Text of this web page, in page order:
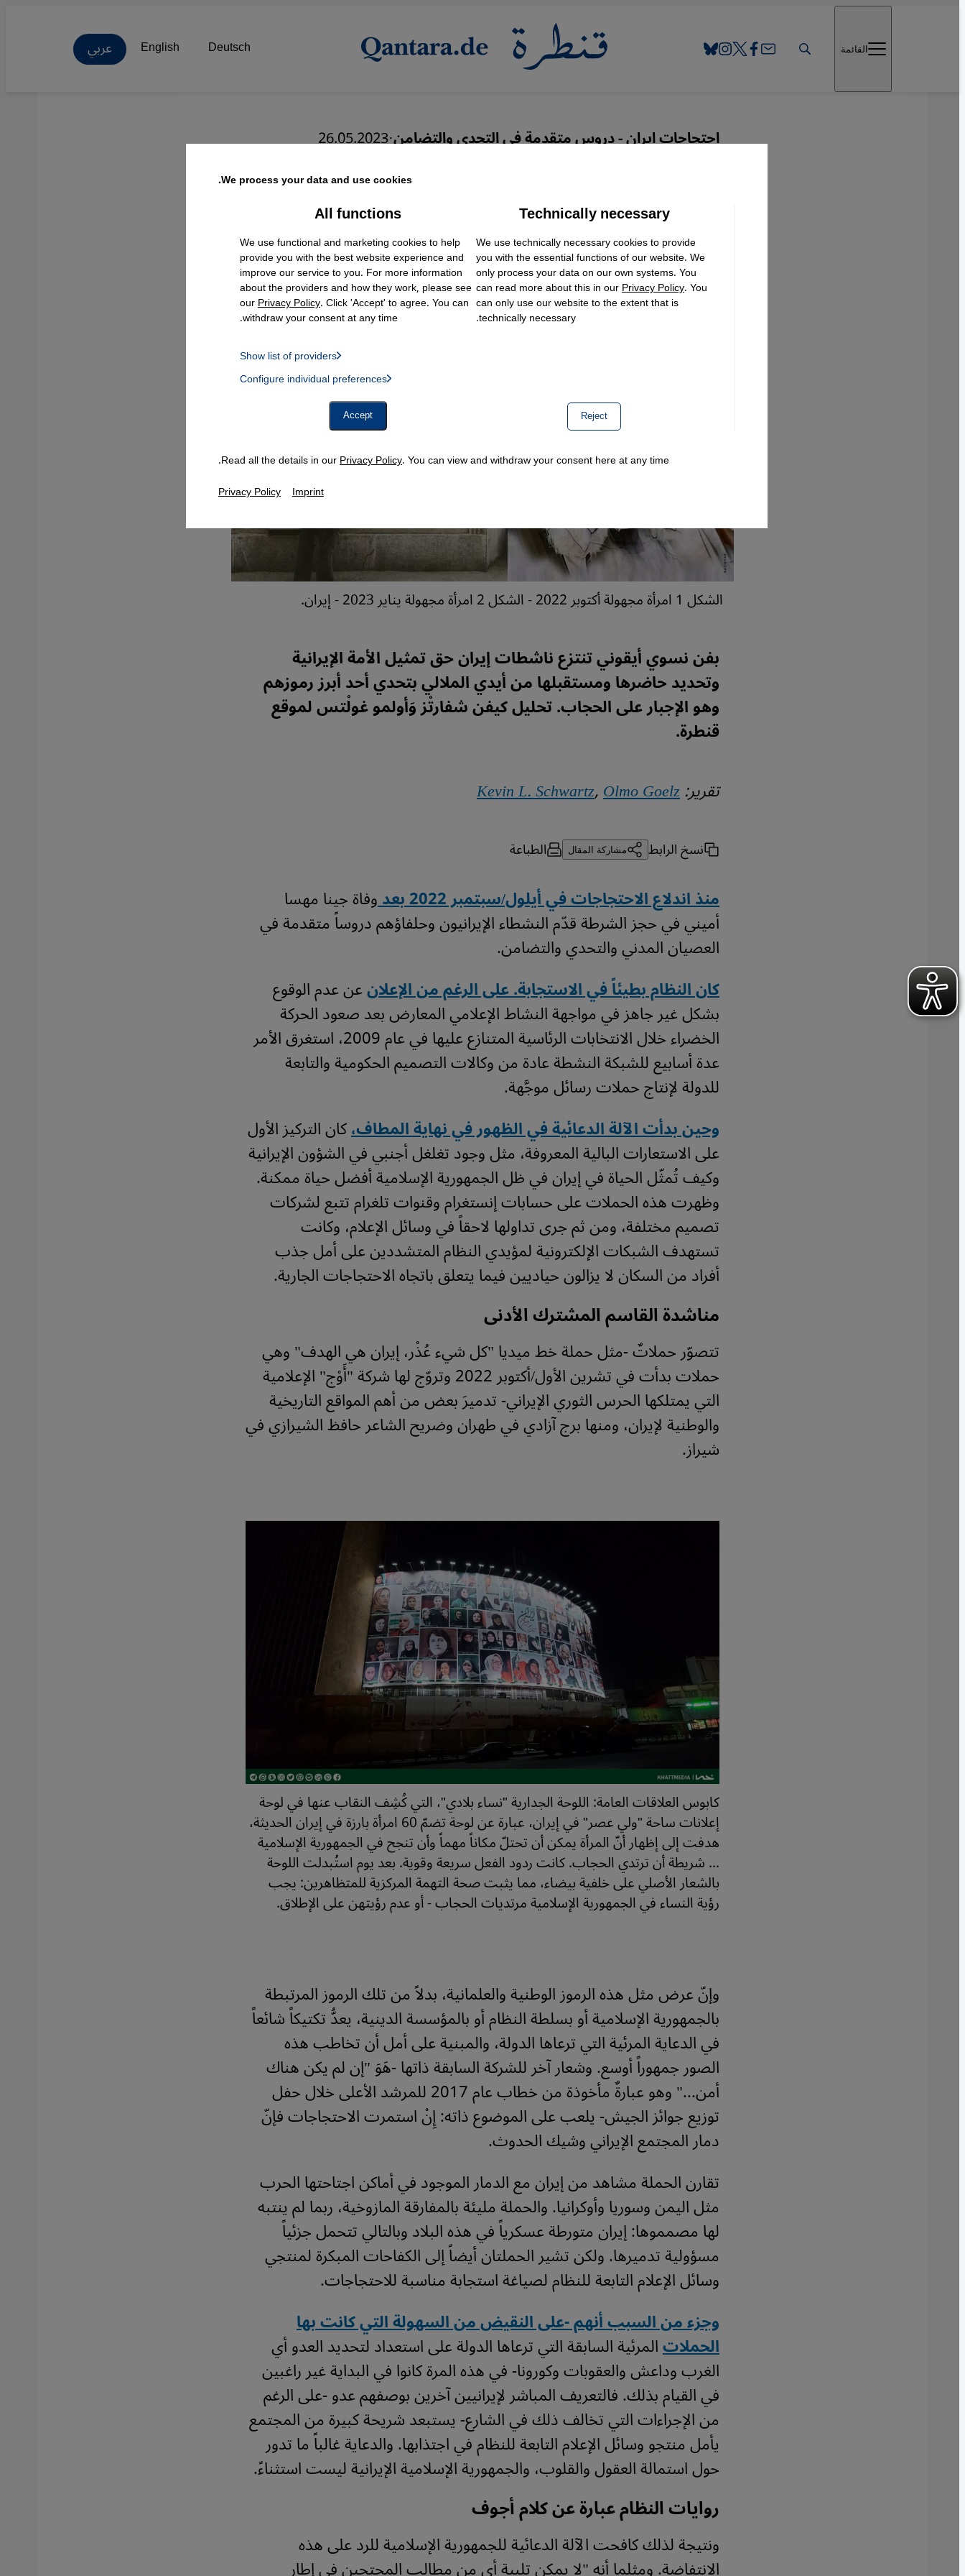
Direkt zum Inhalt springen
Deutsch
English عربي القائمة
احتجاجات إيران - دروس متقدمة في التحدي والتضامن·
26.05.2023
كشف دعاية نظام الملالي
Deutsch
English عربي
الشكل 1 امرأة مجهولة أكتوبر 2022 - الشكل 2 امرأة مجهولة يناير 2023 - إيران.
بفن نسوي أيقوني تنتزع ناشطات إيران حق تمثيل الأمة الإيرانية
وتحديد حاضرها ومستقبلها من أيدي الملالي بتحدي أحد أبرز رموزهم
وهو الإجبار على الحجاب. تحليل كيفن شفارتْز وَأولمو غولْتس لموقع
قنطرة.
تقرير:
Kevin L. Schwartz,Olmo Goelz
نسخ الرابط مشاركة المقال الطباعة
منذ اندلاع الاحتجاجات في أيلول/سبتمبر 2022 بعد وفاة جينا مهسا
أميني في حجز الشرطة قدّم النشطاء الإيرانيون وحلفاؤهم دروساً متقدمة في
العصيان المدني والتحدي والتضامن.
كان النظام بطيئاً في الاستجابة. على الرغم من الإعلانعن عدم الوقوع
بشكل غير جاهز في مواجهة النشاط الإعلامي المعارض بعد صعود الحركة
الخضراء خلال الانتخابات الرئاسية المتنازع عليها في عام 2009، استغرق الأمر
عدة أسابيع للشبكة النشطة عادة من وكالات التصميم الحكومية والتابعة
للدولة لإنتاج حملات رسائل موجَّهة.
وحين بدأت الآلة الدعائية في الظهور في نهاية المطاف،كان التركيز الأول
على الاستعارات البالية المعروفة، مثل وجود تغلغل أجنبي في الشؤون الإيرانية
وكيف تُمثّل الحياة في إيران في ظل الجمهورية الإسلامية أفضل حياة ممكنة.
وظهرت هذه الحملات على حسابات إنستغرام وقنوات تلغرام تتبع لشركات
تصميم مختلفة، ومن ثم جرى تداولها لاحقاً في وسائل الإعلام، وكانت
تستهدف الشبكات الإلكترونية لمؤيدي النظام المتشددين على أمل جذب
أفراد من السكان لا يزالون حياديين فيما يتعلق باتجاه الاحتجاجات الجارية.
مناشدة القاسم المشترك الأدنى
تتصوّر حملاتٌ -مثل حملة خط ميديا "كل شيء عُذْر، إيران هي الهدف" وهي
حملات بدأت في تشرين الأول/أكتوبر 2022 وتروّج لها شركة "أَوْج" الإعلامية
التي يمتلكها الحرس الثوري الإيراني- تدميرَ بعض من أهم المواقع التاريخية
والوطنية لإيران، ومنها برج آزادي في طهران وضريح الشاعر حافظ الشيرازي في
شيراز.
كابوس العلاقات العامة: اللوحة الجدارية "نساء بلادي"، التي كُشِف النقاب عنها في لوحة
إعلانات ساحة "ولي عصر" في إيران، عبارة عن لوحة تضمّ 60 امرأة بارزة في إيران الحديثة،
هدفت إلى إظهار أنّ المرأة يمكن أن تحتلّ مكاناً مهماً وأن تنجح في الجمهورية الإسلامية
... شريطة أن ترتدي الحجاب. كانت ردود الفعل سريعة وقوية. بعد يوم استُبدلت اللوحة
بالشعار الأصلي على خلفية بيضاء، مما يثبت صحة التهمة المركزية للمتظاهرين: يجب
رؤية النساء في الجمهورية الإسلامية مرتديات الحجاب - أو عدم رؤيتهن على الإطلاق.
وإنّ عرض مثل هذه الرموز الوطنية والعلمانية، بدلاً من تلك الرموز المرتبطة
بالجمهورية الإسلامية أو بسلطة النظام أو بالمؤسسة الدينية، يعدُّ تكتيكاً شائعاً
في الدعاية المرئية التي ترعاها الدولة، والمبنية على أمل أن تخاطب هذه
الصور جمهوراً أوسع. وشعار آخر للشركة السابقة ذاتها -هَوَ "إن لم يكن هناك
أمن..." وهو عبارةٌ مأخوذة من خطاب عام 2017 للمرشد الأعلى خلال حفل
توزيع جوائز الجيش- يلعب على الموضوع ذاته: إِنْ استمرت الاحتجاجات فإنّ
دمار المجتمع الإيراني وشيك الحدوث.
تقارن الحملة مشاهد من إيران مع الدمار الموجود في أماكن اجتاحتها الحرب
مثل اليمن وسوريا وأوكرانيا. والحملة مليئة بالمفارقة المازوخية، ربما لم ينتبه
لها مصمموها: إيران متورطة عسكرياً في هذه البلاد وبالتالي تتحمل جزئياً
مسؤولية تدميرها. ولكن تشير الحملتان أيضاً إلى الكفاحات المبكرة لمنتجي
وسائل الإعلام التابعة للنظام لصياغة استجابة مناسبة للاحتجاجات.
وجزء من السبب أنهم -على النقيض من السهولة التي كانت بها
الحملاتالمرئية السابقة التي ترعاها الدولة على استعداد لتحديد العدو أي
الغرب وداعش والعقوبات وكورونا- في هذه المرة كانوا في البداية غير راغبين
في القيام بذلك. فالتعريف المباشر لإيرانيين آخرين بوصفهم عدو -على الرغم
من الإجراءات التي تخالف ذلك في الشارع- يستبعد شريحة كبيرة من المجتمع
يأمل منتجو وسائل الإعلام التابعة للنظام في اجتذابها. والدعاية غالباً ما تدور
حول استمالة العقول والقلوب، والجمهورية الإسلامية الإيرانية ليست استثناءً.
روايات النظام عبارة عن كلام أجوف
ونتيجة لذلك كافحت الآلة الدعائية للجمهورية الإسلامية للرد على هذه
We process your data and use cookies.
Technically necessary
We use technically necessary cookies to provide
you with the essential functions of our website. We
only process your data on our own systems. You
can read more about this in ourPrivacy Policy. You
can only use our website to the extent that is
technically necessary.
Reject
All functions
We use functional and marketing cookies to help
provide you with the best website experience and
improve our service to you. For more information
about the providers and how they work, please see
ourPrivacy Policy. Click 'Accept' to agree. You can
withdraw your consent at any time.
Show list of providers
Google Maps Embed, Google Tag Manager, Instagram Embed, Twitter Embed, Youtube Embed
Facebook Embed / Facebook Connect
Twitter Embed
Instagram Embed
Youtube Embed
Google Maps Embed
Configure individual preferences
Accept
Read all the details in ourPrivacy Policy. You can view and withdraw your consent here at any time.
Privacy Policy Imprint